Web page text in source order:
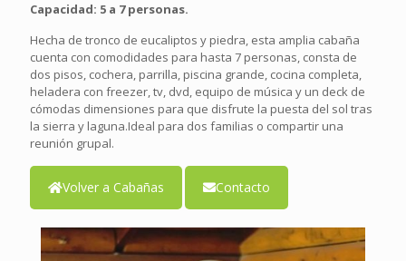
Capacidad: 5 a 7 personas.
Hecha de tronco de eucaliptos y piedra, esta amplia cabaña
cuenta con comodidades para hasta 7 personas, consta de
dos pisos, cochera, parrilla, piscina grande, cocina completa,
heladera con freezer, tv, dvd, equipo de música y un deck de
cómodas dimensiones para que disfrute la puesta del sol tras
la sierra y laguna.Ideal para dos familias o compartir una
reunión grupal.
Volver a Cabañas Contacto